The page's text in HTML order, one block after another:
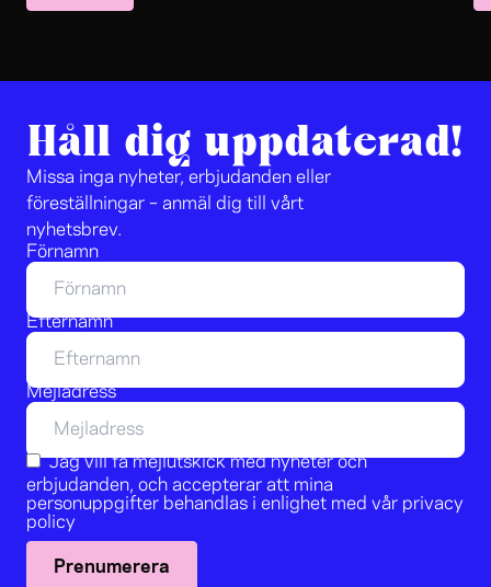
en ”förklaring”. Här finns ett gemensamt medvetande
Håll dig uppdaterad!
Missa inga nyheter, erbjudanden eller
föreställningar – anmäl dig till vårt
nyhetsbrev.
Förnamn
Efternamn
Mejladress
Jag vill få mejlutskick med nyheter och
erbjudanden, och accepterar att mina
personuppgifter behandlas i enlighet med vår privacy
policy
Prenumerera